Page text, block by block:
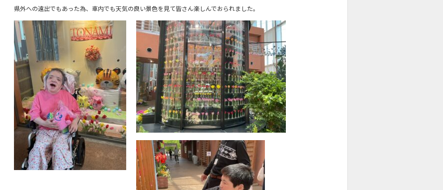
県外への遠出でもあった為、車内でも天気の良い景色を見て皆さん楽しんでおられました。